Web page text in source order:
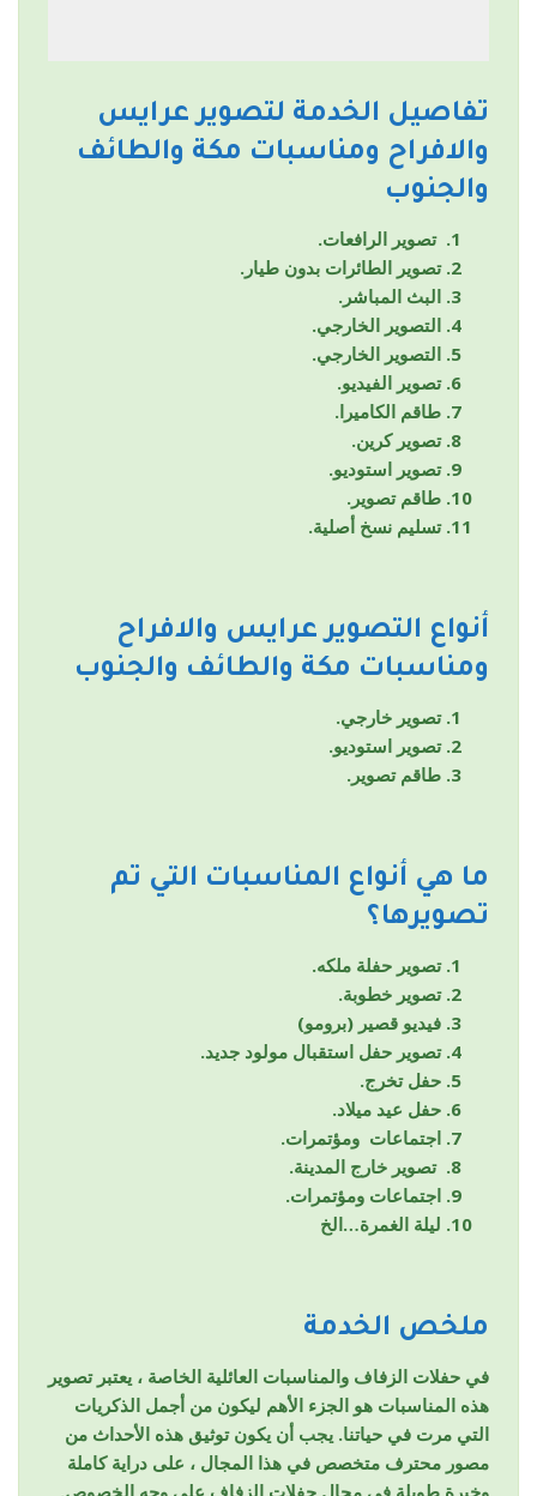
تفاصيل الخدمة لتصوير عرايس
والافراح ومناسبات مكة والطائف
والجنوب
تصوير الرافعات.
تصوير الطائرات بدون طيار.
البث المباشر.
التصوير الخارجي.
التصوير الخارجي.
تصوير الفيديو.
طاقم الكاميرا.
تصوير كرين.
تصوير استوديو.
طاقم تصوير.
تسليم نسخ أصلية.
أنواع التصوير عرايس والافراح
ومناسبات مكة والطائف والجنوب
تصوير خارجي.
تصوير استوديو.
طاقم تصوير.
ما هي أنواع المناسبات التي تم
تصويرها؟
تصوير حفلة ملكه.
تصوير خطوبة.
فيديو قصير (برومو)
تصوير حفل استقبال مولود جديد.
حفل تخرج.
حفل عيد ميلاد.
اجتماعات ومؤتمرات.
تصوير خارج المدينة.
اجتماعات ومؤتمرات.
ليلة الغمرة…الخ
ملخص الخدمة
في حفلات الزفاف والمناسبات العائلية الخاصة ، يعتبر تصوير
هذه المناسبات هو الجزء الأهم ليكون من أجمل الذكريات
التي مرت في حياتنا. يجب أن يكون توثيق هذه الأحداث من
مصور محترف متخصص في هذا المجال ، على دراية كاملة
وخبرة طويلة في مجال حفلات الزفاف على وجه الخصوص.